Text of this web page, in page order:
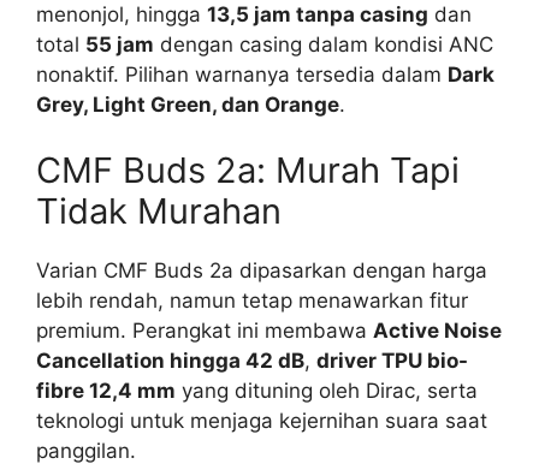
menonjol, hingga 13,5 jam tanpa casing dan
total 55 jam dengan casing dalam kondisi ANC
nonaktif. Pilihan warnanya tersedia dalam Dark
Grey, Light Green, dan Orange.
CMF Buds 2a: Murah Tapi
Tidak Murahan
Varian CMF Buds 2a dipasarkan dengan harga
lebih rendah, namun tetap menawarkan fitur
premium. Perangkat ini membawa Active Noise
Cancellation hingga 42 dB, driver TPU bio-
fibre 12,4 mm yang dituning oleh Dirac, serta
teknologi untuk menjaga kejernihan suara saat
panggilan.